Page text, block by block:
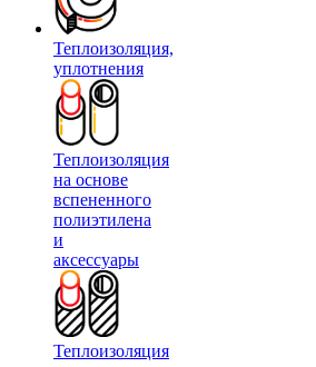
Теплоизоляция,
уплотнения
Теплоизоляция
на основе
вспененного
полиэтилена
и
аксессуары
Теплоизоляция